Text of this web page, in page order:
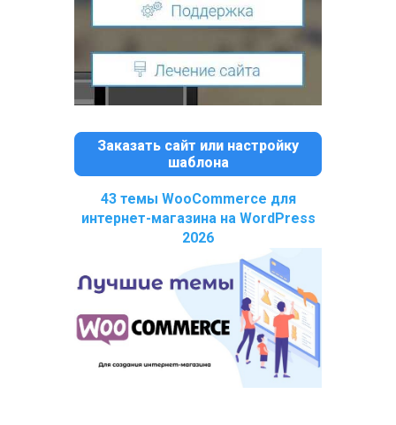
Заказать сайт или настройку
шаблона
43 темы WooCommerce для
интернет-магазина на WordPress
2026